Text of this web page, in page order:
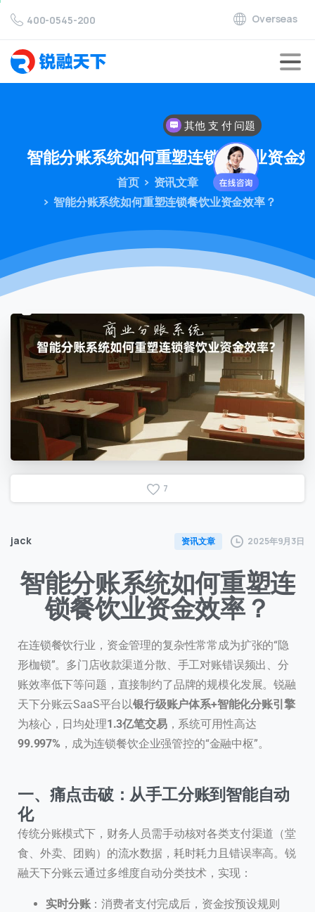
400-0545-200 Overseas
智能分账系统如何重塑连锁餐饮业资金
首页
资讯文章
智能分账系统如何重塑连锁餐饮业资金效率？
7
jack 资讯文章 2025年9月3日
智能分账系统如何重塑连
锁餐饮业资金效率？
在连锁餐饮行业，资金管理的复杂性常常成为扩张的“隐
形枷锁”。多门店收款渠道分散、手工对账错误频出、分
账效率低下等问题，直接制约了品牌的规模化发展。锐融
天下分账云SaaS平台以银行级账户体系+智能化分账引擎
为核心，日均处理1.3亿笔交易，系统可用性高达
99.997% ，成为连锁餐饮企业强管控的“金融中枢”。
一、痛点击破：从手工分账到智能自动
化
传统分账模式下，财务人员需手动核对各类支付渠道（堂
食、外卖、团购）的流水数据，耗时耗力且错误率高。锐
融天下分账云通过多维度自动分类技术，实现：
实时分账：消费者支付完成后，资金按预设规则
其他 支 付 问题